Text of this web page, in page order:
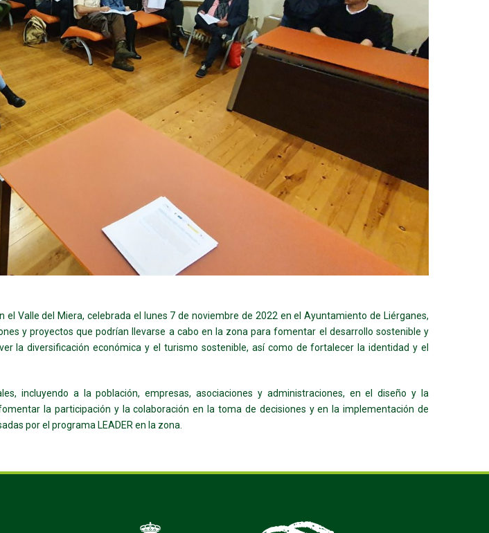
Valle del Miera, celebrada el lunes 7 de noviembre de 2022 en el Ayuntamiento de Liérganes,
y proyectos que podrían llevarse a cabo en la zona para fomentar el desarrollo sostenible y
la diversificación económica y el turismo sostenible, así como de fortalecer la identidad y el
incluyendo a la población, empresas, asociaciones y administraciones, en el diseño y la
la participación y la colaboración en la toma de decisiones y en la implementación de
por el programa LEADER en la zona.